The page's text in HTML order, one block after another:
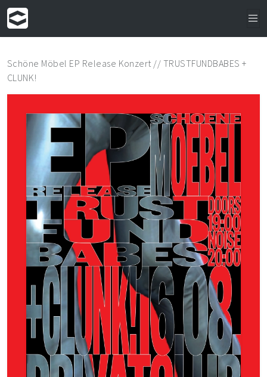
Schöne Möbel EP Release Konzert // TRUSTFUNDBABES +
CLUNK!